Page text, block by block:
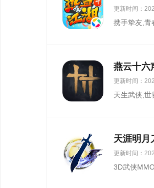
更新时间：
携手挚友,青
燕云十六
更新时间：
天生武侠,世
天涯明月
更新时间：
3D武侠